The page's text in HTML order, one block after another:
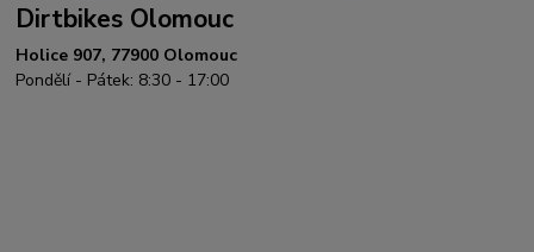
Dirtbikes Olomouc
Holice 907, 77900 Olomouc
Pondělí - Pátek: 8:30 - 17:00